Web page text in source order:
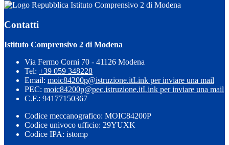
Istituto Comprensivo 2 di Modena
Contatti
Istituto Comprensivo 2 di Modena
Via Fermo Corni 70 - 41126 Modena
Tel: +39 059 348228
Email: moic84200p@istruzione.itLink per inviare una mail
PEC: moic84200p@pec.istruzione.itLink per inviare una mail
C.F.: 94177150367
Codice meccanografico: MOIC84200P
Codice univoco ufficio: 29YUXK
Codice IPA: istomp